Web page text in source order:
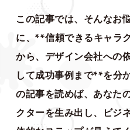
この記事では、そんなお
に、**信頼できるキャラ
から、デザイン会社への
して成功事例まで**を分
の記事を読めば、あなた
クターを生み出し、ビジ